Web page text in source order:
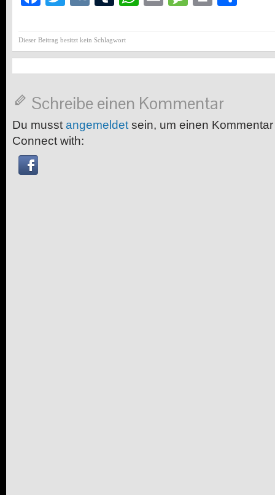
Dieser Beitrag besitzt kein Schlagwort
Schreibe einen Kommentar
Du musst angemeldet sein, um einen
Connect with: